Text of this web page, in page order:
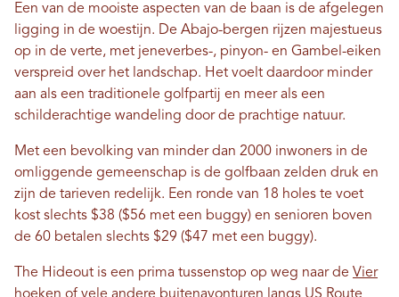
Een van de mooiste aspecten van de baan is de afgelegen
ligging in de woestijn. De Abajo-bergen rijzen majestueus
op in de verte, met jeneverbes-, pinyon- en Gambel-eiken
verspreid over het landschap. Het voelt daardoor minder
aan als een traditionele golfpartij en meer als een
schilderachtige wandeling door de prachtige natuur.
Met een bevolking van minder dan 2000 inwoners in de
omliggende gemeenschap is de golfbaan zelden druk en
zijn de tarieven redelijk. Een ronde van 18 holes te voet
kost slechts $38 ($56 met een buggy) en senioren boven
de 60 betalen slechts $29 ($47 met een buggy).
The Hideout is een prima tussenstop op weg naar de Vier